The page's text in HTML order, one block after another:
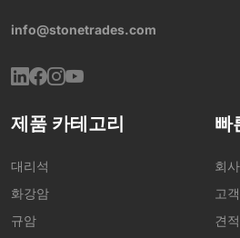
info@stonetrades.com
제품 카테고리
대리석
화강암
규암
빠
회
고
견